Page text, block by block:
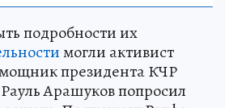
подробности их
могли активист
президента КЧР
Арашуков попросил